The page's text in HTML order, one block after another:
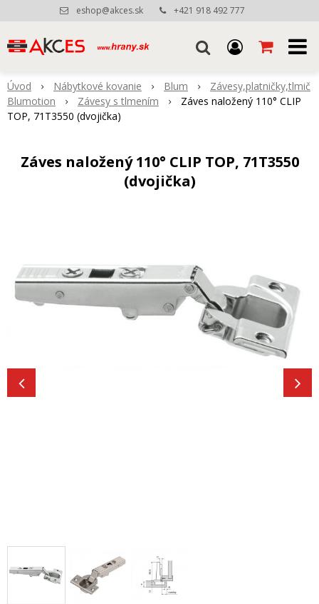
eshop@akces.sk +421 918 492 777
Úvod Nábytkové kovanie Blum
Závesy,platničky,tlmič
Blumotion
Závesy s tlmením
Záves naložený 110° CLIP
TOP, 71T3550 (dvojička)
Záves naložený 110° CLIP TOP, 71T3550
(dvojička)